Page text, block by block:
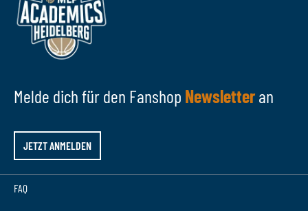
Melde dich für den Fanshop Newsletteran
JETZT ANMELDEN
FAQ